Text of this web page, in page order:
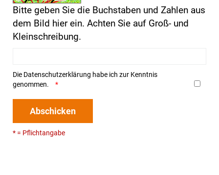
Bitte geben Sie die Buchstaben und Zahlen aus
dem Bild hier ein. Achten Sie auf Groß- und
Kleinschreibung.
Die Datenschutzerklärung habe ich zur Kenntnis
genommen.
Abschicken
* = Pflichtangabe